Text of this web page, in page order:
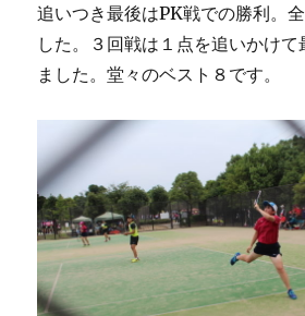
追いつき最後はPK戦での勝利。
した。３回戦は１点を追いかけて
ました。堂々のベスト８です。